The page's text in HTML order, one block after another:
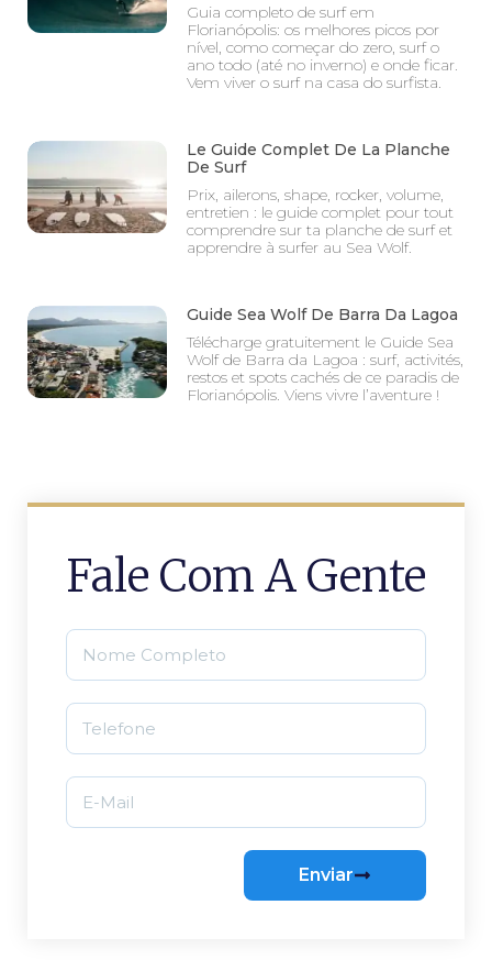
Guia completo de surf em
Florianópolis: os melhores picos por
nível, como começar do zero, surf o
ano todo (até no inverno) e onde ficar.
Vem viver o surf na casa do surfista.
Le Guide Complet De La Planche
De Surf
Prix, ailerons, shape, rocker, volume,
entretien : le guide complet pour tout
comprendre sur ta planche de surf et
apprendre à surfer au Sea Wolf.
Guide Sea Wolf De Barra Da Lagoa
Télécharge gratuitement le Guide Sea
Wolf de Barra da Lagoa : surf, activités,
restos et spots cachés de ce paradis de
Florianópolis. Viens vivre l’aventure !
Fale Com A Gente
Enviar